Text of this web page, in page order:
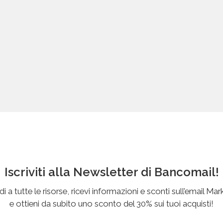
Iscriviti alla Newsletter di Bancomail!
a tutte le risorse, ricevi informazioni e sconti sull’email
e ottieni da subito uno sconto del 30% sui tuoi acquisti!